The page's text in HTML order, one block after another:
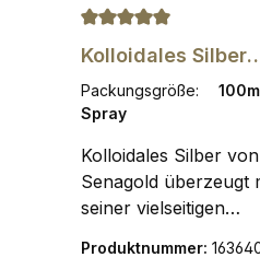
Durchschnittliche
Kolloidales Silber
Spray 10 ppm,
Packungsgröße:
Spray
Kolloidales Silber von
Senagold überzeugt
seiner vielseitigen
höchstmöglichen
Produktnummer: